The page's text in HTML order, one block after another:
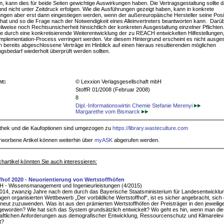
kann dies für beide Seiten gewichtige Auswirkungen haben. Die Vertragsgestaltung sollte
nicht unter Zeitdruck erfolgen. Wie die Ausführungen gezeigt haben, kann in konkrete
aber erst dann eingestiegen werden, wenn der außereuropäische Hersteller seine
und so die Frage nach der Notwendigkeit eines Alleinvertreters beantworten kann.
noch Rechtsunsicherheit hinsichtlich der konkreten Ausgestaltung einzelner
durch eine konkretisierende Weiterentwicklung der zu REACH entwickelten
Process verringert werden. Vor diesem Hintergrund erscheint es nicht
bereits abgeschlossene Verträge im Hinblick auf einen hieraus resultierenden möglichen
wiederholt überprüft werden sollten.
© Lexxion Verlagsgesellschaft mbH
StoffR 01/2008 (Februar 2008)
8
Dipl.-Informationswirtin Chemie Stefanie Merenyi
Margarethe vom Bismarck
und die Kaufoptionen sind umgezogen zu https://library.wasteculture.com
Artikel können weiterhin über myASK abgerufen werden.
könnten Sie auch interessieren:
2020 - Neuorientierung von Wertstoffhöfen
- Wissensmanagement und Ingenieurleistungen (4/2015)
zwanzig Jahre nach dem durch das Bayerische Staatsministerium für
organisierten Wettbewerb „Der vorbildliche Wertstoffhof“, ist es sicher angebracht, sich
zuzuwenden. Was ist aus den prämierten Wertstoffhöfen der Preisträger in den
Wie hat sich das System grundsätzlich entwickelt? Wo geht es hin, wenn man die
Anforderungen aus demografischer Entwicklung, Ressourcenschutz und